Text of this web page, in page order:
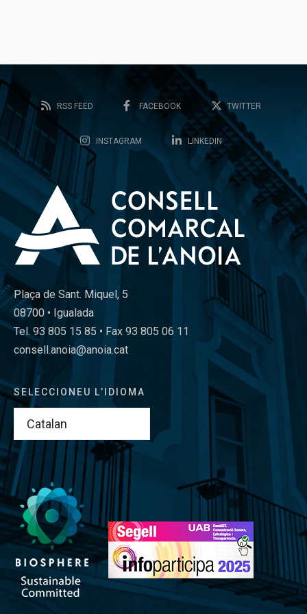
RSS FEED FACEBOOK TWITTER
INSTAGRAM LINKEDIN
Plaça de Sant. Miquel, 5
08700 • Igualada
Tel. 93 805 15 85 • Fax 93 805 06 11
consell.anoia@anoia.cat
SELECCIONEU L’IDIOMA